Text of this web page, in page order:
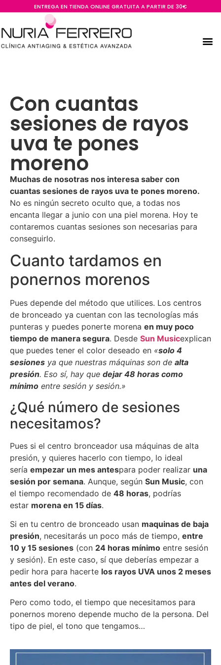
ENTREGA EN TIENDA ONLINE GRATUITA A PARTIR DE 30€
Con cuantas
sesiones de rayos
uva te pones
moreno
Muchas de nosotras nos interesa saber con
cuantas sesiones de rayos uva te pones moreno.
No es ningún secreto oculto que, a todas nos
encanta llegar a junio con una piel morena. Hoy te
contaremos cuantas sesiones son necesarias para
conseguirlo.
Cuanto tardamos en
ponernos morenos
Pues depende del método que utilices. Los centros
de bronceado ya cuentan con las tecnologías más
punteras y puedes ponerte morena en muy poco
tiempo de manera segura. Desde Sun Musicexplican
que puedes tener el color deseado en «solo 4
sesiones ya que nuestras máquinas son de alta
presión. Eso sí, hay que dejar 48 horas como
mínimo entre sesión y sesión.»
¿Qué número de sesiones
necesitamos?
Pues si el centro bronceador usa máquinas de alta
presión, y quieres hacerlo con tiempo, lo ideal
sería empezar un mes antespara poder realizar una
sesión por semana. Aunque, según Sun Music, con
el tiempo recomendado de 48 horas, podrías
estar morena en 15 días.
Si en tu centro de bronceado usan maquinas de baja
presión, necesitarás un poco más de tiempo, entre
10 y 15 sesiones (con 24 horas mínimo entre sesión
y sesión). En este caso, sí que deberías empezar a
pedir hora para hacerte los rayos UVA unos 2 meses
antes del verano.
Pero como todo, el tiempo que necesitamos para
ponernos moreno depende mucho de la persona. Del
tipo de piel, el tono que tengamos…